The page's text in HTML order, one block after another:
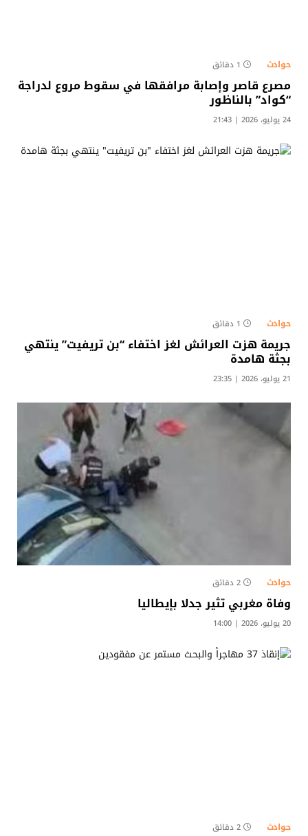
حوادث 1 دقائق
مصرع قاصر وإصابة مرافقها في سقوط مروع لدراجة
“كواد” بالناظور
24 يوليو، 2026 | 21:43
حوادث 1 دقائق
جريمة هزت العرائش لغز اختفاء “بن تريفيت” ينتهي
بجثة هامدة
21 يوليو، 2026 | 23:35
حوادث 2 دقائق
وفاة مغربي تثير جدلا بإيطاليا
20 يوليو، 2026 | 14:00
حوادث 2 دقائق